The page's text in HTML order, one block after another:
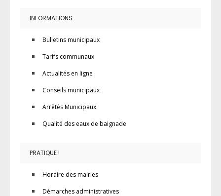
INFORMATIONS
Bulletins municipaux
Tarifs communaux
Actualités en ligne
Conseils municipaux
Arrêtés Municipaux
Qualité des eaux de baignade
PRATIQUE !
Horaire des mairies
Démarches administratives